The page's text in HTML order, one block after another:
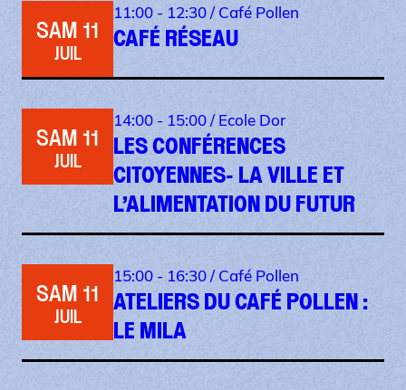
SAM 11
JUIL
11:00 - 12:30 /Café Pollen
CAFÉ RÉSEAU
SAM 11
JUIL
14:00 - 15:00 /Ecole Dor
LES CONFÉRENCES
CITOYENNES- LA VILLE ET
L’ALIMENTATION DU FUTUR
SAM 11
JUIL
15:00 - 16:30 /Café Pollen
ATELIERS DU CAFÉ POLLEN :
LE MILA